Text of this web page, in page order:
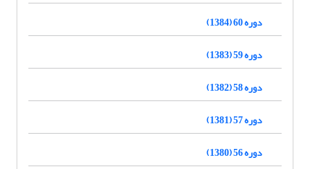
دوره 60 (1384)
دوره 59 (1383)
دوره 58 (1382)
دوره 57 (1381)
دوره 56 (1380)